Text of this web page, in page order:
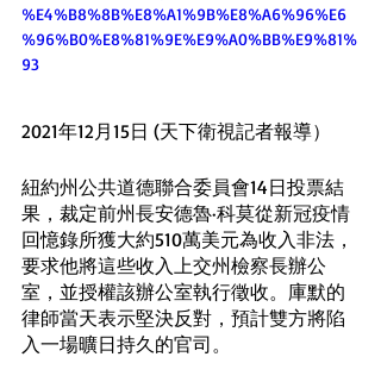
%E4%B8%8B%E8%A1%9B%E8%A6%96%E6
%96%B0%E8%81%9E%E9%A0%BB%E9%81%
93
2021年12月15日 (天下衛視記者報導）
紐約州公共道德聯合委員會14日投票結
果，裁定前州長安德魯·科莫從新冠疫情
回憶錄所獲大約510萬美元為收入非法，
要求他將這些收入上交州檢察長辦公
室，並授權該辦公室執行徵收。庫默的
律師當天表示堅決反對，預計雙方將陷
入一場曠日持久的官司。